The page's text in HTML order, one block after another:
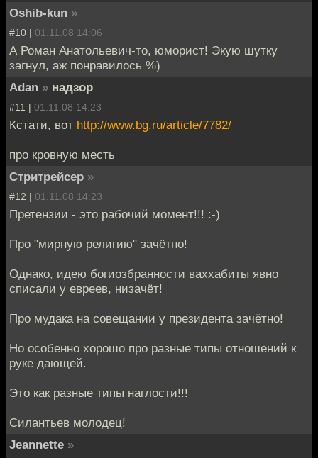
Oshib-kun »
#10 | 01.11.08 14:06
А Роман Анатольевич-то, юморист! Экую шутку
загнул, аж понравилось %)
Adan » надзор
#11 | 01.11.08 14:23
Кстати, вот http://www.bg.ru/article/7782/
про кровную месть
Стритрейсер »
#12 | 01.11.08 14:23
Претензии - это рабочий момент!!! :-)
Про "мирную религию" зачётно!
Однако, идею богиозбранности ваххабиты явно
списали у евреев, низачёт!
Про мудака на совещании у президента зачётно!
Но особенно хорошо про разные типы отношений к
руке дающей.
Это как разные типы наглости!!!
Силантьев молодец!
Jeannette »